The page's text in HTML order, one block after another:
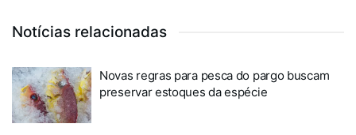
Notícias relacionadas
Novas regras para pesca do pargo buscam
preservar estoques da espécie